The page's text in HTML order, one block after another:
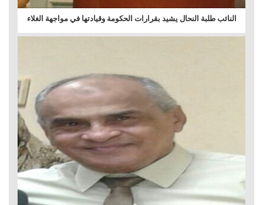
النائب طلبة النحال يشيد بقرارات الحكومة وقيادتها في مواجهة الغلاء